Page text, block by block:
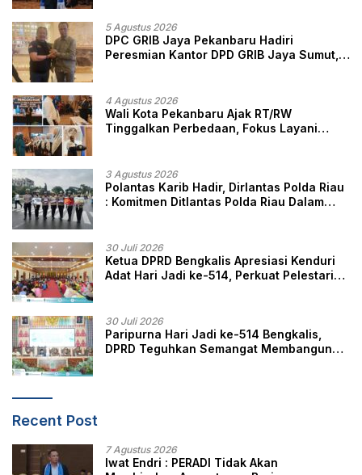
5 Agustus 2026
DPC GRIB Jaya Pekanbaru Hadiri
Peresmian Kantor DPD GRIB Jaya Sumut,
4 Agustus 2026
Wali Kota Pekanbaru Ajak RT/RW
Tinggalkan Perbedaan, Fokus Layani
3 Agustus 2026
Polantas Karib Hadir, Dirlantas Polda Riau
: Komitmen Ditlantas Polda Riau Dalam
30 Juli 2026
Ketua DPRD Bengkalis Apresiasi Kenduri
Adat Hari Jadi ke-514, Perkuat Pelestarian
30 Juli 2026
Paripurna Hari Jadi ke-514 Bengkalis,
DPRD Teguhkan Semangat Membangun
Recent Post
7 Agustus 2026
Iwat Endri : PERADI Tidak Akan